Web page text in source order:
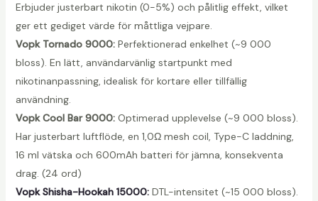
Erbjuder justerbart nikotin (0-5%) och pålitlig effekt, vilket
ger ett gediget värde för måttliga vejpare.
Vopk Tornado 9000:Perfektionerad enkelhet (~9 000
bloss). En lätt, användarvänlig startpunkt med
nikotinanpassning, idealisk för kortare eller tillfällig
användning.
Vopk Cool Bar 9000:Optimerad upplevelse (~9 000 bloss).
Har justerbart luftflöde, en 1,0Ω mesh coil, Type-C laddning,
16 ml vätska och 600mAh batteri för jämna, konsekventa
drag. (24 ord)
Vopk Shisha-Hookah 15000:DTL-intensitet (~15 000 bloss).